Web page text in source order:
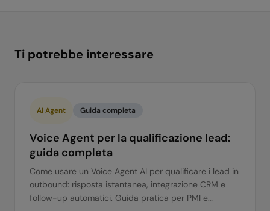
Ti potrebbe interessare
AI Agent Guida completa
Voice Agent per la qualificazione lead:
guida completa
Come usare un Voice Agent AI per qualificare i lead in
outbound: risposta istantanea, integrazione CRM e
follow-up automatici. Guida pratica per PMI e